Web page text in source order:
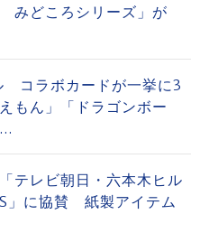
みどころシリーズ」が
コラボカードが一挙に3
もん」「ドラゴンボー
テレビ朝日・六本木ヒル
」に協賛 紙製アイテム